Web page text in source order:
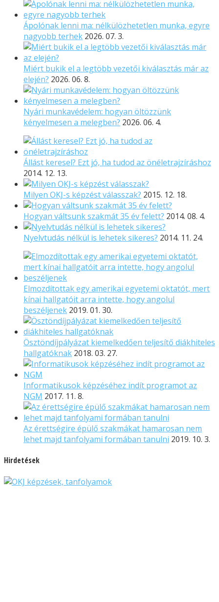
Ápolónak lenni ma: nélkülözhetetlen munka, egyre
nagyobb terhek 2026. 07. 3.
Miért bukik el a legtöbb vezetői kiválasztás már az
elején? 2026. 06. 8.
Nyári munkavédelem: hogyan öltözzünk
kényelmesen a melegben? 2026. 06. 4.
Állást keresel? Ezt jó, ha tudod az önéletrajzíráshoz
2014. 12. 13.
Milyen OKJ-s képzést válasszak? 2015. 12. 18.
Hogyan váltsunk szakmát 35 év felett? 2014. 08. 4.
Nyelvtudás nélkül is lehetek sikeres? 2014. 11. 24.
Elmozdítottak egy amerikai egyetemi oktatót, mert
kínai hallgatóit arra intette, hogy angolul
beszéljenek 2019. 01. 30.
Ösztöndíjpályázat kiemelkedően teljesítő diákhiteles
hallgatóknak 2018. 03. 27.
Informatikusok képzéséhez indít programot az
NGM 2017. 11. 8.
Az érettségire épülő szakmákat hamarosan nem
lehet majd tanfolyami formában tanulni 2019. 10. 3.
Hirdetések